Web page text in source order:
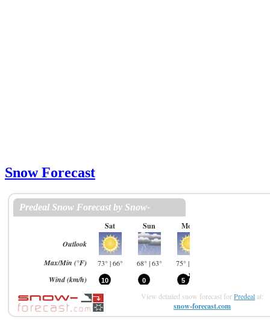
Snow Forecast
View detailed snow forecast forPredeal at:
snow-forecast.com